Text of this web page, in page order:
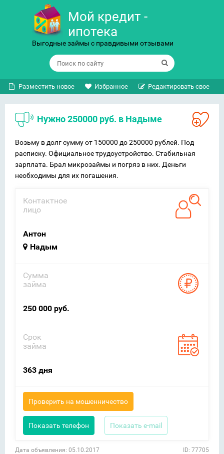
Мой кредит -
ипотека
Выгодные займы с правдивыми отзывами
Разместить новое Избранное Редактировать свое
Нужно 250000 руб. в Надыме
Возьму в долг сумму от 150000 до 250000 рублей. Под
расписку. Официальное трудоустройство. Стабильная
зарплата. Брал микрозаймы и погряз в них. Деньги
необходимы для их погашения.
Контактное
лицо
Антон
Надым
Сумма
займа
250 000 руб.
Срок
займа
363 дня
Проверить на мошенничество
Показать телефон Показать e-mail
Дата объявления: 05.10.2017 ID: 77705